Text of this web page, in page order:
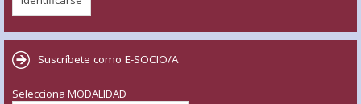
Suscríbete como E-SOCIO/A
Selecciona MODALIDAD